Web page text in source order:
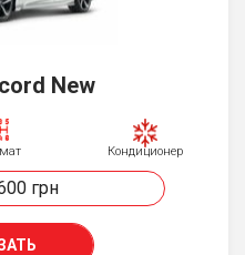
New
Кондиционер
грн